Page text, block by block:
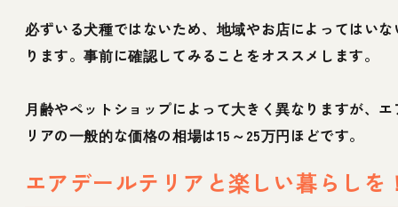
必ずいる犬種ではないため、地域やお店によってはい
ります。事前に確認してみることをオススメします。
月齢やペットショップによって大きく異なりますが、
リアの一般的な価格の相場は15～25万円ほどです。
エアデールテリアと楽しい暮らしを